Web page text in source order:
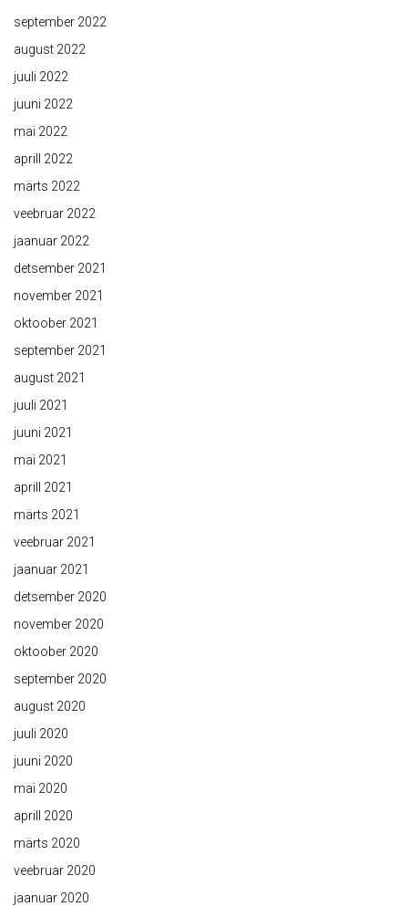
september 2022
august 2022
juuli 2022
juuni 2022
mai 2022
aprill 2022
märts 2022
veebruar 2022
jaanuar 2022
detsember 2021
november 2021
oktoober 2021
september 2021
august 2021
juuli 2021
juuni 2021
mai 2021
aprill 2021
märts 2021
veebruar 2021
jaanuar 2021
detsember 2020
november 2020
oktoober 2020
september 2020
august 2020
juuli 2020
juuni 2020
mai 2020
aprill 2020
märts 2020
veebruar 2020
jaanuar 2020